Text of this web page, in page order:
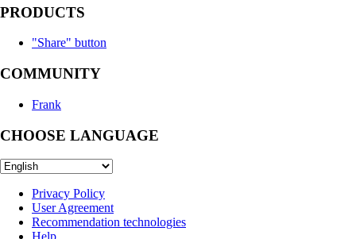
PRODUCTS
"Share" button
COMMUNITY
Frank
CHOOSE LANGUAGE
Privacy Policy
User Agreement
Recommendation technologies